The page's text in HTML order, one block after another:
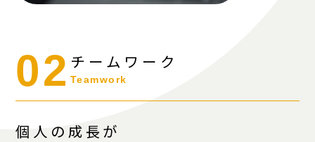
02チームワーク
Teamwork
個人の成長が